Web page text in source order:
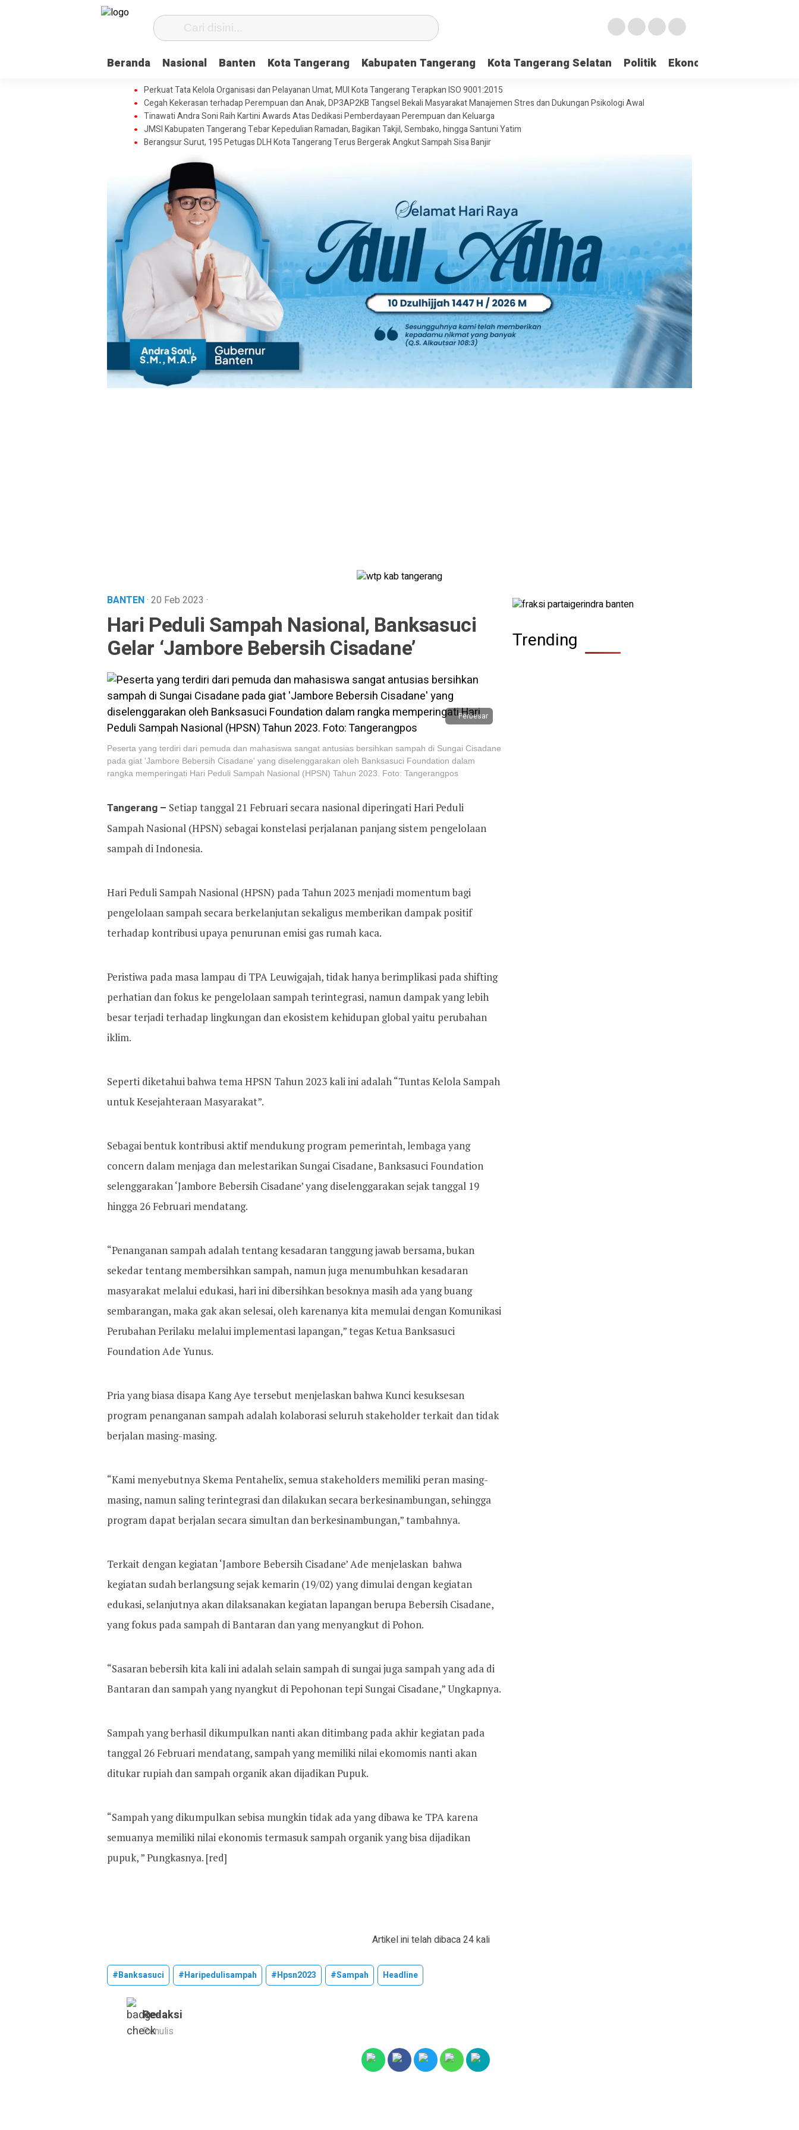
Beranda Nasional Banten Kota Tangerang Kabupaten Tangerang Kota Tangerang Selatan Politik Ekonomi
Perkuat Tata Kelola Organisasi dan Pelayanan Umat, MUI Kota Tangerang Terapkan ISO 9001:2015
Cegah Kekerasan terhadap Perempuan dan Anak, DP3AP2KB Tangsel Bekali Masyarakat Manajemen Stres dan Dukungan Psikologi Awal
Tinawati Andra Soni Raih Kartini Awards Atas Dedikasi Pemberdayaan Perempuan dan Keluarga
JMSI Kabupaten Tangerang Tebar Kepedulian Ramadan, Bagikan Takjil, Sembako, hingga Santuni Yatim
Berangsur Surut, 195 Petugas DLH Kota Tangerang Terus Bergerak Angkut Sampah Sisa Banjir
BANTEN· 20 Feb 2023 ·
Hari Peduli Sampah Nasional, Banksasuci
Gelar ‘Jambore Bebersih Cisadane’
Perbesar
Peserta yang terdiri dari pemuda dan mahasiswa sangat antusias bersihkan sampah di Sungai Cisadane
pada giat 'Jambore Bebersih Cisadane' yang diselenggarakan oleh Banksasuci Foundation dalam
rangka memperingati Hari Peduli Sampah Nasional (HPSN) Tahun 2023. Foto: Tangerangpos
Tangerang – Setiap tanggal 21 Februari secara nasional diperingati Hari Peduli
Sampah Nasional (HPSN) sebagai konstelasi perjalanan panjang sistem pengelolaan
sampah di Indonesia.
Hari Peduli Sampah Nasional (HPSN) pada Tahun 2023 menjadi momentum bagi
pengelolaan sampah secara berkelanjutan sekaligus memberikan dampak positif
terhadap kontribusi upaya penurunan emisi gas rumah kaca.
Peristiwa pada masa lampau di TPA Leuwigajah, tidak hanya berimplikasi pada shifting
perhatian dan fokus ke pengelolaan sampah terintegrasi, namun dampak yang lebih
besar terjadi terhadap lingkungan dan ekosistem kehidupan global yaitu perubahan
iklim.
Seperti diketahui bahwa tema HPSN Tahun 2023 kali ini adalah “Tuntas Kelola Sampah
untuk Kesejahteraan Masyarakat”.
Sebagai bentuk kontribusi aktif mendukung program pemerintah, lembaga yang
concern dalam menjaga dan melestarikan Sungai Cisadane, Banksasuci Foundation
selenggarakan ‘Jambore Bebersih Cisadane’ yang diselenggarakan sejak tanggal 19
hingga 26 Februari mendatang.
“Penanganan sampah adalah tentang kesadaran tanggung jawab bersama, bukan
sekedar tentang membersihkan sampah, namun juga menumbuhkan kesadaran
masyarakat melalui edukasi, hari ini dibersihkan besoknya masih ada yang buang
sembarangan, maka gak akan selesai, oleh karenanya kita memulai dengan Komunikasi
Perubahan Perilaku melalui implementasi lapangan,” tegas Ketua Banksasuci
Foundation Ade Yunus.
Pria yang biasa disapa Kang Aye tersebut menjelaskan bahwa Kunci kesuksesan
program penanganan sampah adalah kolaborasi seluruh stakeholder terkait dan tidak
berjalan masing-masing.
“Kami menyebutnya Skema Pentahelix, semua stakeholders memiliki peran masing-
masing, namun saling terintegrasi dan dilakukan secara berkesinambungan, sehingga
program dapat berjalan secara simultan dan berkesinambungan,” tambahnya.
Terkait dengan kegiatan ‘Jambore Bebersih Cisadane’ Ade menjelaskan bahwa
kegiatan sudah berlangsung sejak kemarin (19/02) yang dimulai dengan kegiatan
edukasi, selanjutnya akan dilaksanakan kegiatan lapangan berupa Bebersih Cisadane,
yang fokus pada sampah di Bantaran dan yang menyangkut di Pohon.
“Sasaran bebersih kita kali ini adalah selain sampah di sungai juga sampah yang ada di
Bantaran dan sampah yang nyangkut di Pepohonan tepi Sungai Cisadane,” Ungkapnya.
Sampah yang berhasil dikumpulkan nanti akan ditimbang pada akhir kegiatan pada
tanggal 26 Februari mendatang, sampah yang memiliki nilai ekomomis nanti akan
ditukar rupiah dan sampah organik akan dijadikan Pupuk.
“Sampah yang dikumpulkan sebisa mungkin tidak ada yang dibawa ke TPA karena
semuanya memiliki nilai ekonomis termasuk sampah organik yang bisa dijadikan
pupuk, ” Pungkasnya. [red]
Artikel ini telah dibaca 24 kali
#banksasuci #haripedulisampah #hpsn2023 #sampah Headline
Redaksi
Penulis
Trending